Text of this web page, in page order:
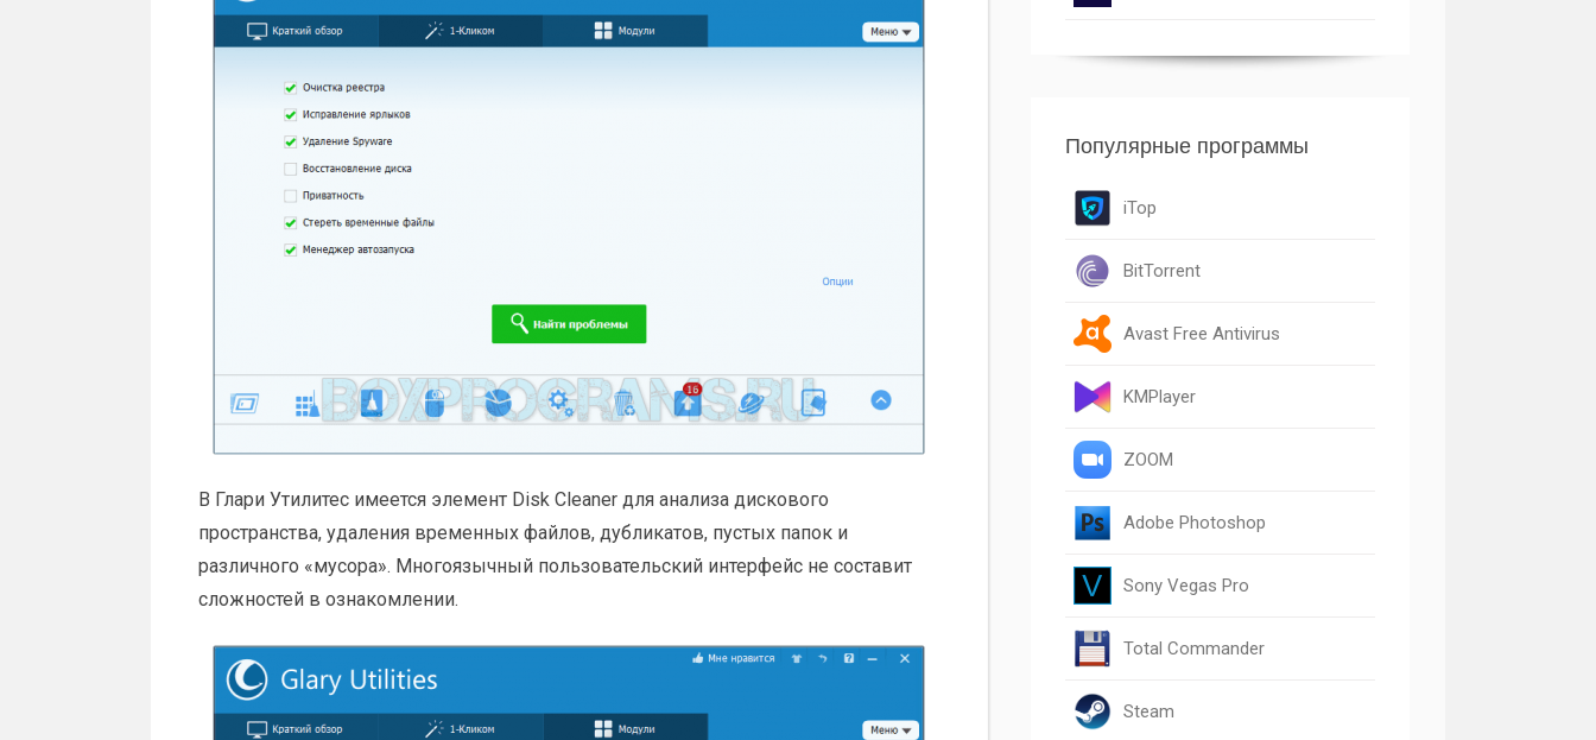
В Глари Утилитес имеется элемент Disk Cleaner для анализа дискового
пространства, удаления временных файлов, дубликатов, пустых папок и
различного «мусора». Многоязычный пользовательский интерфейс не составит
сложностей в ознакомлении.
Популярные программы
iTop
BitTorrent
Avast Free Antivirus
KMPlayer
ZOOM
Adobe Photoshop
Sony Vegas Pro
Total Commander
Steam